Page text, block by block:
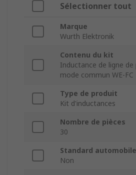
Sélectionner tout
Marque
Wurth Elektronik
Contenu du kit
Inductance de ligne de
mode commun WE-FC
Type de produit
Kit d'inductances
Nombre de pièces
30
Standard automobile
Non